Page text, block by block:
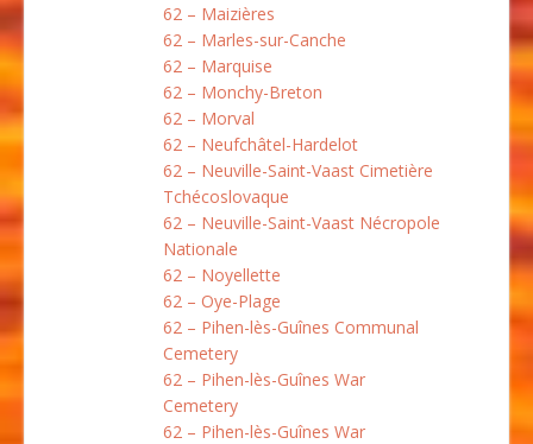
62 – Maizières
62 – Marles-sur-Canche
62 – Marquise
62 – Monchy-Breton
62 – Morval
62 – Neufchâtel-Hardelot
62 – Neuville-Saint-Vaast Cimetière
Tchécoslovaque
62 – Neuville-Saint-Vaast Nécropole
Nationale
62 – Noyellette
62 – Oye-Plage
62 – Pihen-lès-Guînes Communal
Cemetery
62 – Pihen-lès-Guînes War
Cemetery
62 – Pihen-lès-Guînes War